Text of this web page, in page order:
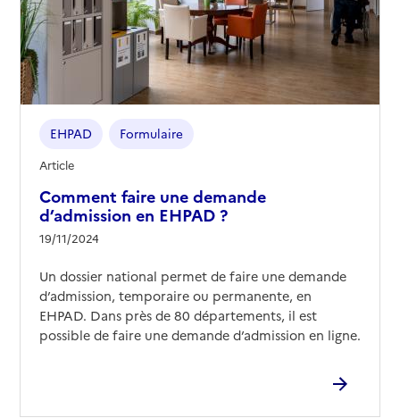
Comment faire une demande
d’admission en EHPAD ?
19/11/2024
EHPAD Formulaire
Article
Un dossier national permet de faire une demande
d’admission, temporaire ou permanente, en
EHPAD. Dans près de 80 départements, il est
possible de faire une demande d’admission en ligne.